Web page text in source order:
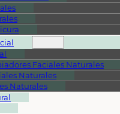
Faciales Naturales
Naturales
Naturales